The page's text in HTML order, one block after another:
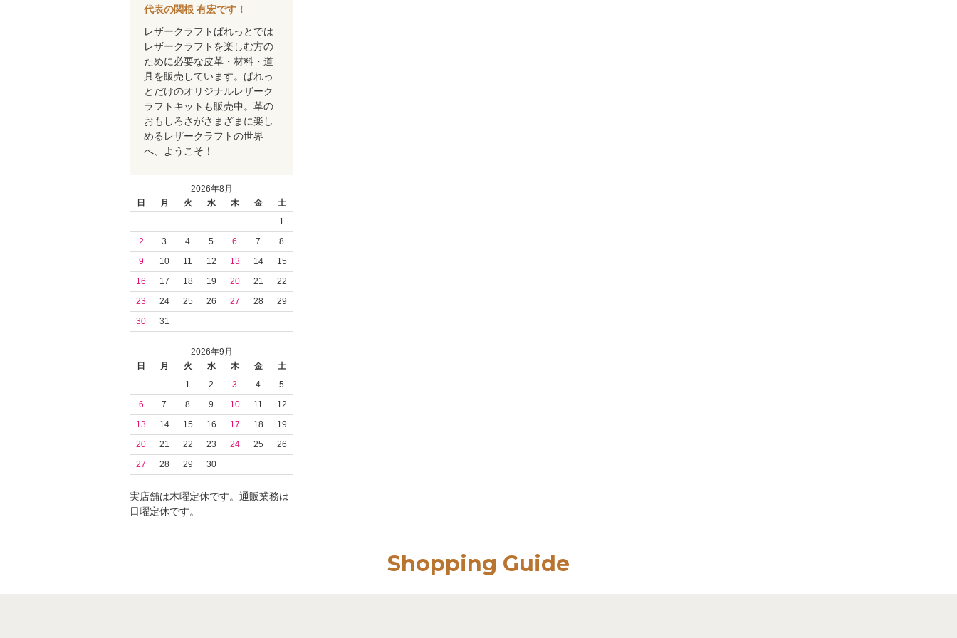
代表の関根 有宏です！
レザークラフトぱれっとでは
レザークラフトを楽しむ方の
ために必要な皮革・材料・道
具を販売しています。ぱれっ
とだけのオリジナルレザーク
ラフトキットも販売中。革の
おもしろさがさまざまに楽し
めるレザークラフトの世界
へ、ようこそ！
2026年8月
日
月 火 水 木 金
土
1
2
3 4 5 6 7
8
9
10 11 12 13 14
15
16
17 18 19 20 21
22
23
24 25 26 27 28
29
30
31
2026年9月
日
月 火 水 木 金
土
1
2 3 4
5
6
7 8 9 10 11
12
13
14 15 16 17 18
19
20
21 22 23 24 25
26
27
28 29 30
実店舗は木曜定休です。通販業務は
日曜定休です。
Shopping Guide